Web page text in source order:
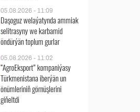
05.08.2026 - 11:09
Daşoguz welaýatynda ammiak
selitrasyny we karbamid
öndürýän toplum gurlar
05.08.2026 - 11:02
“AgroEksport” kompaniýasy
Türkmenistana iberýän un
önümleriniň görnüşlerini
giňeltdi